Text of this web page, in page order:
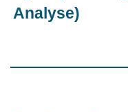
Analyse)